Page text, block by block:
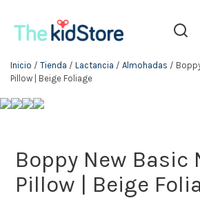
Inicio / Tienda / Lactancia / Almohadas /
Pillow | Beige Foliage
Boppy New Basic
Pillow | Beige